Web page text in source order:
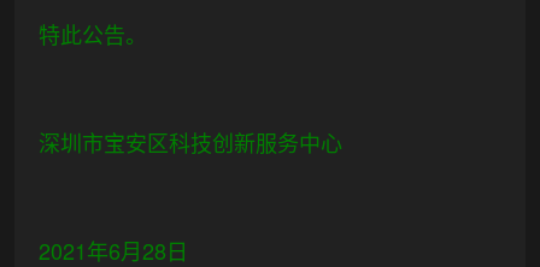
特此公告。
深圳市宝安区科技创新服务中心
2021年6月28日